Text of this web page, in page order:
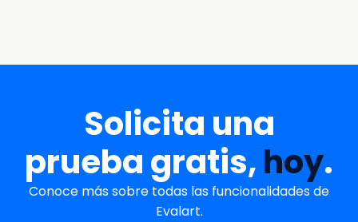
Solicita una
prueba gratis,hoy.
Conoce más sobre todas las funcionalidades de
Evalart.